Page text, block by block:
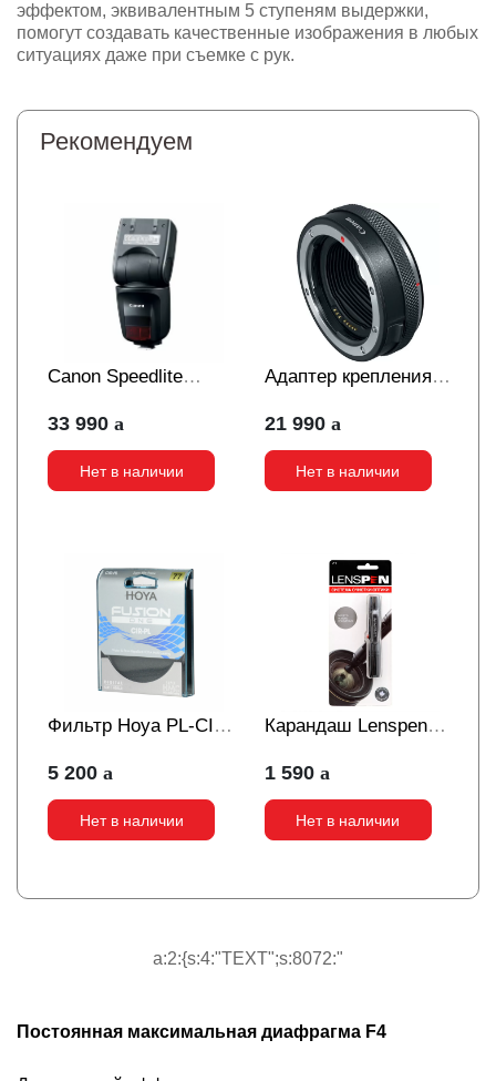
эффектом, эквивалентным 5 ступеням выдержки,
помогут создавать качественные изображения в любых
ситуациях даже при съемке с рук.
Рекомендуем
Canon Speedlite
33 990
Нет в наличии
Адаптер крепления
кольцом управления
21 990
Нет в наличии
Фильтр Hoya PL-CIR
5 200
Нет в наличии
Карандаш Lenspen
LP-1
1 590
Нет в наличии
a:2:{s:4:"TEXT";s:8072:"
Постоянная максимальная диафрагма F4